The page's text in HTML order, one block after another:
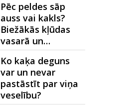
Pēc peldes sāp
auss vai kakls?
Biežākās kļūdas
vasarā un…
Ko kaķa deguns
var un nevar
pastāstīt par viņa
veselību?